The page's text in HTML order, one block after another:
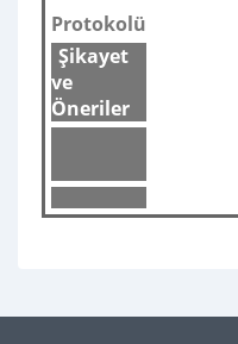
Protokolü
Şikayet
ve
Öneriler